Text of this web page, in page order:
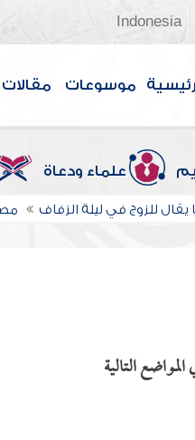
Indonesia
موسوعات مقالات
علماء ودعاة
يقال للزوج في ليلة الزفاف
التالية